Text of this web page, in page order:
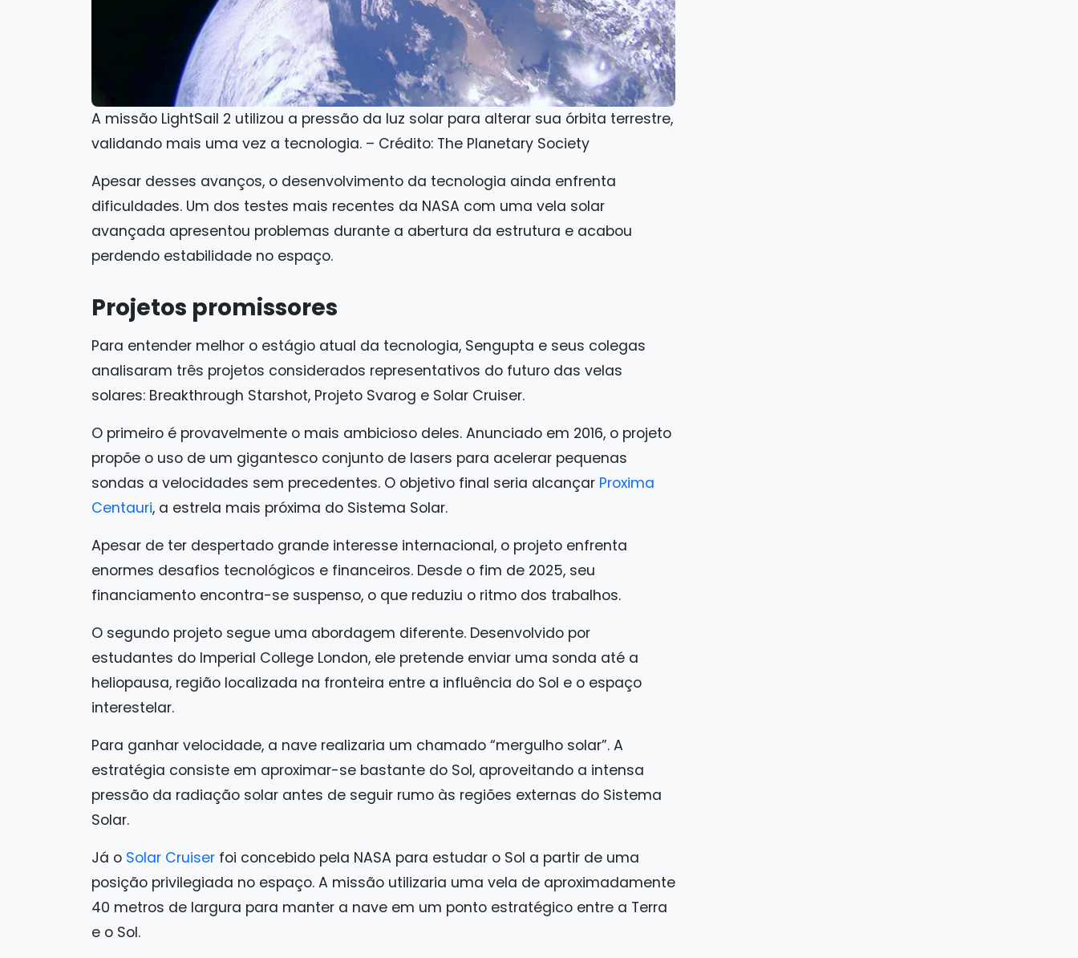
A missão LightSail 2 utilizou a pressão da luz solar para alterar sua órbita terrestre,
validando mais uma vez a tecnologia. – Crédito: The Planetary Society
Apesar desses avanços, o desenvolvimento da tecnologia ainda enfrenta
dificuldades. Um dos testes mais recentes da NASA com uma vela solar
avançada apresentou problemas durante a abertura da estrutura e acabou
perdendo estabilidade no espaço.
Projetos promissores
Para entender melhor o estágio atual da tecnologia, Sengupta e seus colegas
analisaram três projetos considerados representativos do futuro das velas
solares: Breakthrough Starshot, Projeto Svarog e Solar Cruiser.
O primeiro é provavelmente o mais ambicioso deles. Anunciado em 2016, o projeto
propõe o uso de um gigantesco conjunto de lasers para acelerar pequenas
sondas a velocidades sem precedentes. O objetivo final seria alcançar Proxima
Centauri, a estrela mais próxima do Sistema Solar.
Apesar de ter despertado grande interesse internacional, o projeto enfrenta
enormes desafios tecnológicos e financeiros. Desde o fim de 2025, seu
financiamento encontra-se suspenso, o que reduziu o ritmo dos trabalhos.
O segundo projeto segue uma abordagem diferente. Desenvolvido por
estudantes do Imperial College London, ele pretende enviar uma sonda até a
heliopausa, região localizada na fronteira entre a influência do Sol e o espaço
interestelar.
Para ganhar velocidade, a nave realizaria um chamado “mergulho solar”. A
estratégia consiste em aproximar-se bastante do Sol, aproveitando a intensa
pressão da radiação solar antes de seguir rumo às regiões externas do Sistema
Solar.
Já o Solar Cruiser foi concebido pela NASA para estudar o Sol a partir de uma
posição privilegiada no espaço. A missão utilizaria uma vela de aproximadamente
40 metros de largura para manter a nave em um ponto estratégico entre a Terra
e o Sol.